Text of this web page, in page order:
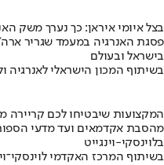
בצל איומי איראן: כך נערך משק
פסגת האנרגיה במעמד שגריר
בישראל ובעולם
בשיתוף המכון הישראלי לאנרגיה
המקצועות שיבטיחו לכם קריירה
מהסבת אקדמאים ועד מדעי
בלוינסקי-וינגייט
בשיתוף המרכז האקדמי